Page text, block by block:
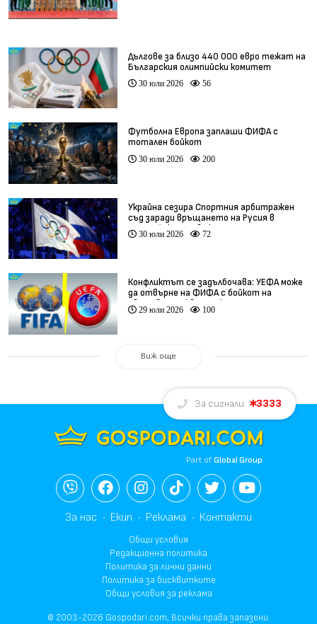
Дългове за близо 440 000 евро тежат на
Българския олимпийски комитет
30 юли 2026 56
Футболна Европа заплаши ФИФА с
тотален бойкот
30 юли 2026 200
Украйна сезира Спортния арбитражен
съд заради връщането на Русия в
олимпийското движение
30 юли 2026 72
Конфликтът се задълбочава: УЕФА може
да отвърне на ФИФА с бойкот на
световните квалификации
29 юли 2026 100
Виж още
За сигнали: 3333
Part ofGlobal Group
За нас Екип Реклама Контакти
Общи условия
Редакционна политика
Политика за лични данни
Политика за бисквитките
Общи условия за реклама
© 2003-2026 Gospodari.com, Всички права запазени.